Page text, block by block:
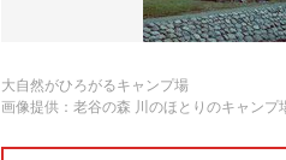
大自然がひろがるキャンプ場
画像提供：老谷の森 川のほとりのキャンプ